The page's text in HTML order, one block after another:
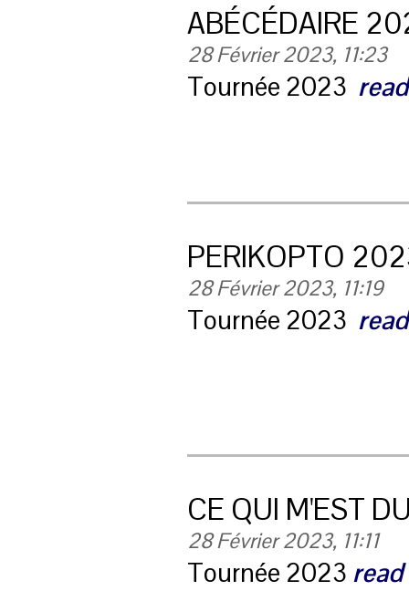
ABÉCÉDAIRE
28 Février 2023, 11:23
Tournée 2023
PERIKOPTO
28 Février 2023, 11:19
Tournée 2023
CE QUI M'EST
28 Février 2023, 11:11
Tournée 2023